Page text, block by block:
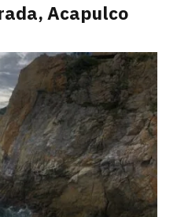
Acapulco